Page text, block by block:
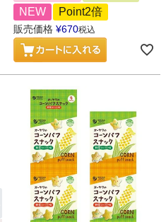
NEW
Point2倍
販売価格 ¥670税込